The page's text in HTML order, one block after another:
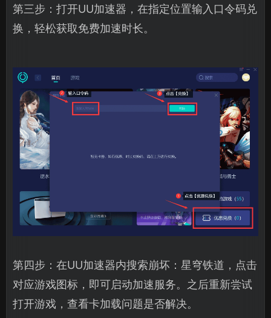
第三步：打开UU加速器，在指定位置输入口令码兑
换，轻松获取免费加速时长。
第四步：在UU加速器内搜索崩坏：星穹铁道，点击
对应游戏图标，即可启动加速服务。之后重新尝试
打开游戏，查看卡加载问题是否解决。